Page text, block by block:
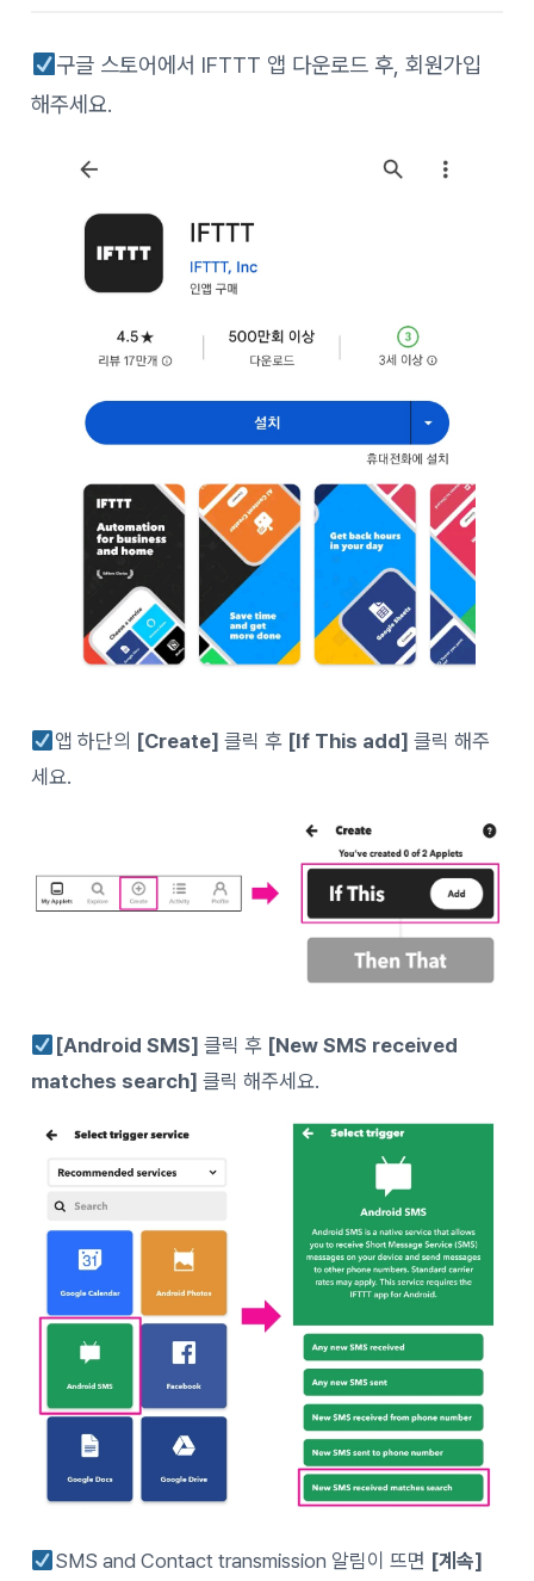
구글 스토어에서 IFTTT 앱 다운로드 후, 회원가입
해주세요.
앱 하단의 [Create] 클릭 후 [If This add] 클릭 해주
세요.
[Android SMS] 클릭 후 [New SMS received
matches search] 클릭 해주세요.
SMS and Contact transmission 알림이 뜨면 [계속]